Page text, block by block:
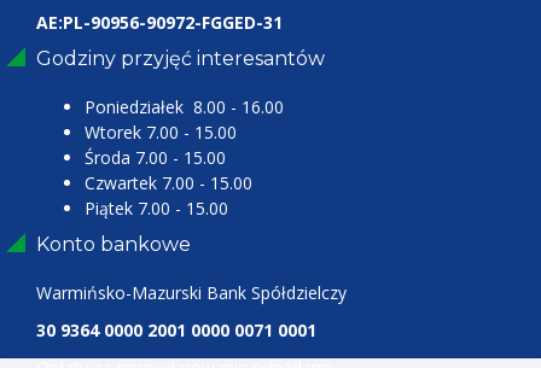
AE:PL-90956-90972-FGGED-31
Godziny przyjęć interesantów
Poniedziałek 8.00 - 16.00
Wtorek 7.00 - 15.00
Środa 7.00 - 15.00
Czwartek 7.00 - 15.00
Piątek 7.00 - 15.00
Konto bankowe
Warmińsko-Mazurski Bank Spółdzielczy
30 9364 0000 2001 0000 0071 0001